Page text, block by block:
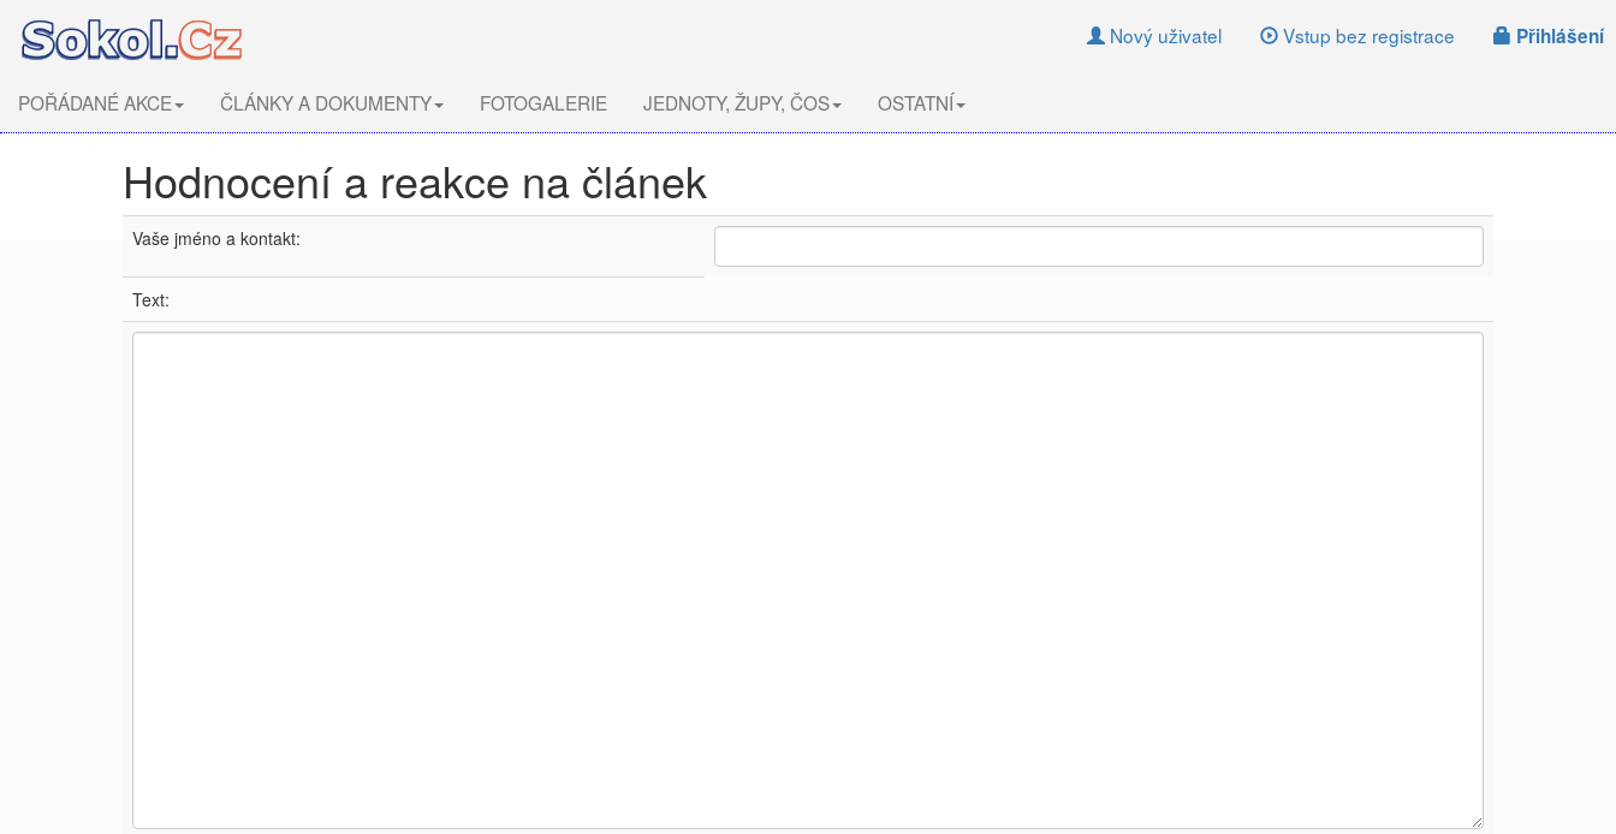
Nový uživatel Vstup bez registrace Přihlášení
POŘÁDANÉ AKCE ČLÁNKY A DOKUMENTY FOTOGALERIE JEDNOTY, ŽUPY, ČOS OSTATNÍ
Hodnocení a reakce na článek
Vaše jméno a kontakt:
Text: